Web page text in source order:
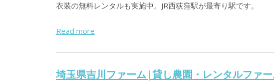
衣装の無料レンタルも実施中。JR西荻窪駅が最寄り駅です。
Read more
埼玉県吉川ファーム|貸し農園・レンタルファ